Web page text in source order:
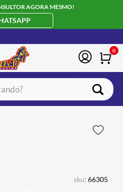
AGORA MESMO!
0
sku: 66305